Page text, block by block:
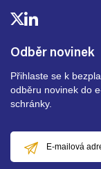
Odběr novinek
Přihlaste se k
odběru novinek do
schránky.
mailová